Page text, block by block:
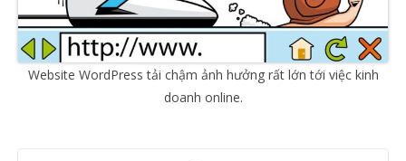
Website WordPress tải chậm ảnh hưởng rất lớn tới việc kinh
doanh online.